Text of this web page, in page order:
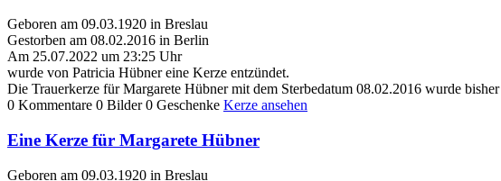
Geboren am 09.03.1920 in Breslau
Gestorben am 08.02.2016 in Berlin
Am 25.07.2022 um 23:25 Uhr
wurde von Patricia Hübner eine Kerze entzündet.
Die Trauerkerze für Margarete Hübner mit dem Sterbedatum 08.02.2016 wurde
0 Kommentare 0 Bilder 0 Geschenke Kerze ansehen
Eine Kerze für Margarete Hübner
Geboren am 09.03.1920 in Breslau